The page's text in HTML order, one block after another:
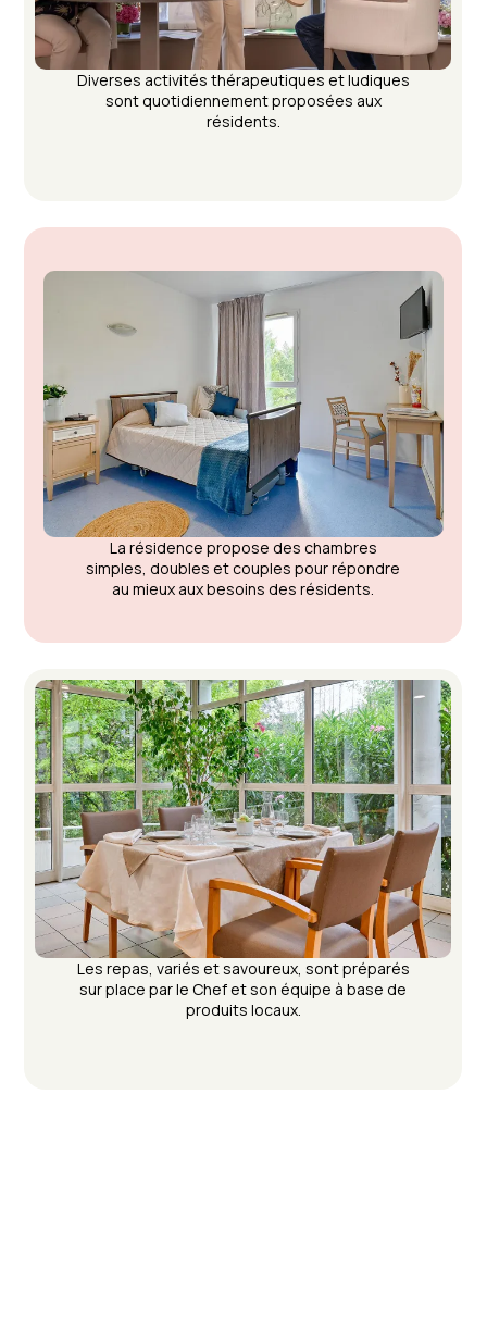
Diverses activités thérapeutiques et ludiques
sont quotidiennement proposées aux
résidents.
La résidence propose des chambres
simples, doubles et couples pour répondre
au mieux aux besoins des résidents.
Les repas, variés et savoureux, sont préparés
sur place par le Chef et son équipe à base de
produits locaux.